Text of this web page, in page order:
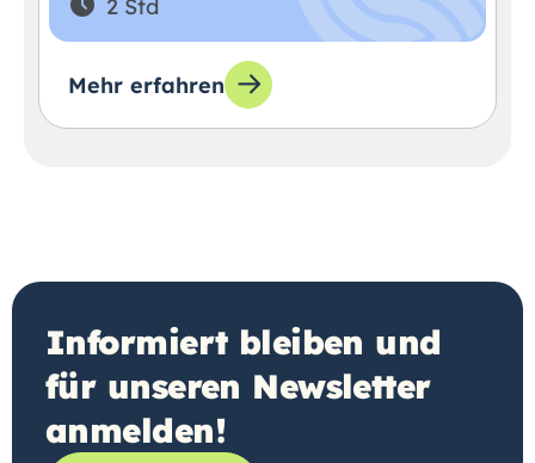
2 Std
Mehr erfahren
Informiert bleiben und
für unseren Newsletter
anmelden!